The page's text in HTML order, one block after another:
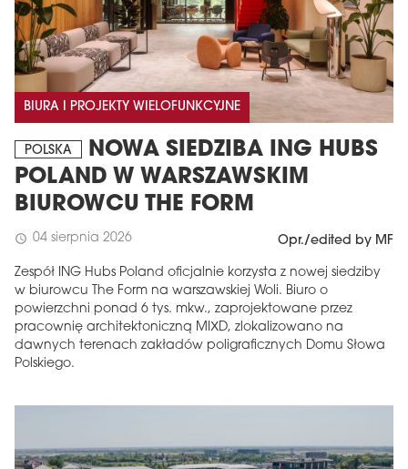
BIURA I PROJEKTY WIELOFUNKCYJNE
POLSKA
NOWA SIEDZIBA ING HUBS
POLAND W WARSZAWSKIM
BIUROWCU THE FORM
schedule 04 sierpnia 2026 Opr./edited by MF
Zespół ING Hubs Poland oficjalnie korzysta z nowej siedziby
w biurowcu The Form na warszawskiej Woli. Biuro o
powierzchni ponad 6 tys. mkw., zaprojektowane przez
pracownię architektoniczną MIXD, zlokalizowano na
dawnych terenach zakładów poligraficznych Domu Słowa
Polskiego.